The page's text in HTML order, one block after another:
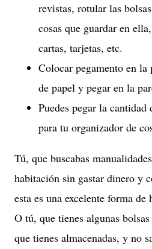
revistas, rotular las
cosas que guardar en
cartas, tarjetas, etc.
Colocar pegamento en la
de papel y pegar en la
Puedes pegar la cantidad
para tu organizador de
Tú, que buscabas
habitación sin gastar dinero y
esta es una excelente forma de
O tú, que tienes algunas
que tienes almacenadas, y no